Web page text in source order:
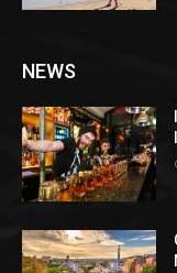
NEWS